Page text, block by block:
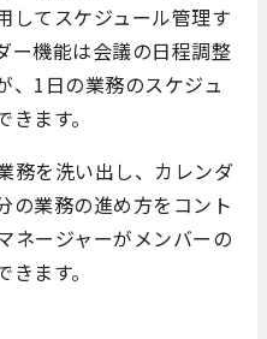
してスケジュール管理す
ー機能は会議の日程調整
、1日の業務のスケジュ
ます。
務を洗い出し、カレンダ
の業務の進め方をコント
ネージャーがメンバーの
ます。